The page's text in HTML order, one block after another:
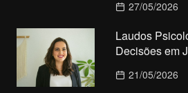
27/05/2026
Laudos
Decisões em
21/05/2026